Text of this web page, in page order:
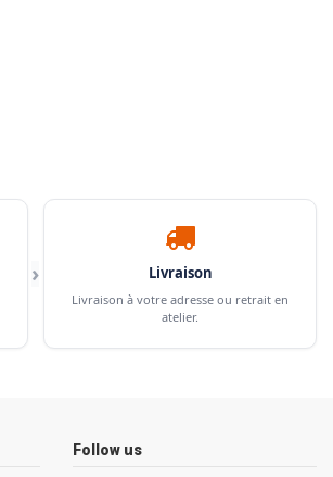
› Livraison
Livraison à votre adresse ou retrait en
atelier.
Follow us